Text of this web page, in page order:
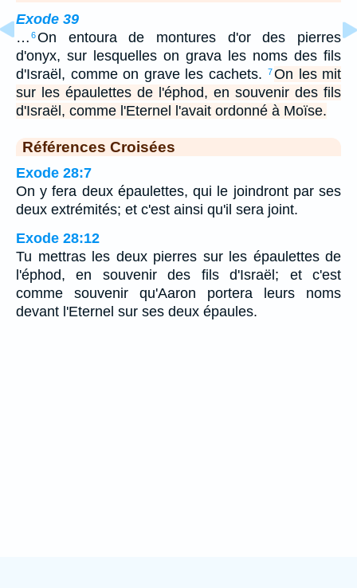
Exode 39
… 6On entoura de montures d'or des pierres
d'onyx, sur lesquelles on grava les noms des fils
d'Israël, comme on grave les cachets.
7On les mit
sur les épaulettes de l'éphod, en souvenir des fils
d'Israël, comme l'Eternel l'avait ordonné à Moïse.
Références Croisées
Exode 28:7
On y fera deux épaulettes, qui le joindront par ses
deux extrémités; et c'est ainsi qu'il sera joint.
Exode 28:12
Tu mettras les deux pierres sur les épaulettes de
l'éphod, en souvenir des fils d'Israël; et c'est
comme souvenir qu'Aaron portera leurs noms
devant l'Eternel sur ses deux épaules.